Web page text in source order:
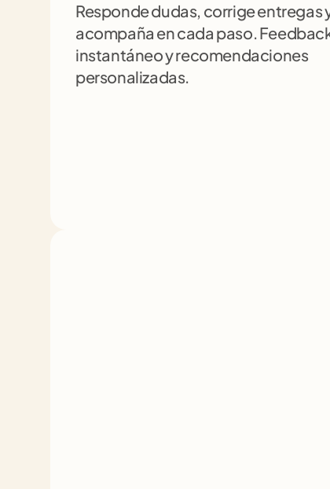
Responde dudas, corrige entregas
acompaña en cada paso.
instantáneo y recomendaciones
personalizadas.